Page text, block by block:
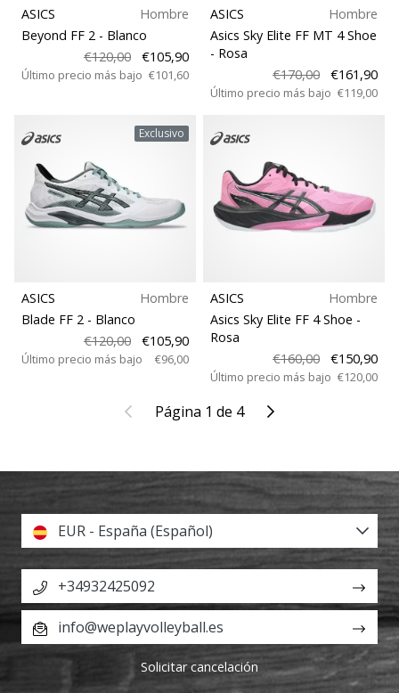
ASICS
Hombre
Beyond FF 2 - Blanco
€120,00
€105,90
Último precio más bajo €101,60
ASICS
Hombre
Asics Sky Elite FF MT 4 Shoe
- Rosa
€170,00
€161,90
Último precio más bajo €119,00
Exclusivo
ASICS
Hombre
Blade FF 2 - Blanco
€120,00
€105,90
Último precio más bajo €96,00
ASICS
Hombre
Asics Sky Elite FF 4 Shoe -
Rosa
€160,00
€150,90
Último precio más bajo €120,00
AnteriorPágina 1 de 4 Siguiente
EUR - España (Español)
+34932425092
info@weplayvolleyball.es
Solicitar cancelación